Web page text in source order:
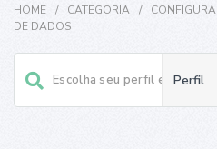
HOME / CATEGORIA /
DE DADOS